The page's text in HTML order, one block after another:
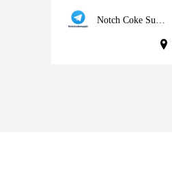
Notch Coke Supply